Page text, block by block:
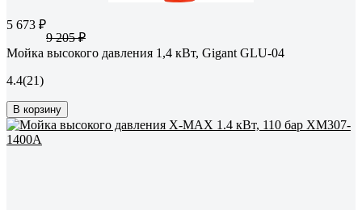
5 673 ₽
9 205 ₽
Мойка высокого давления 1,4 кВт, Gigant GLU-04
4.4(21)
В корзину